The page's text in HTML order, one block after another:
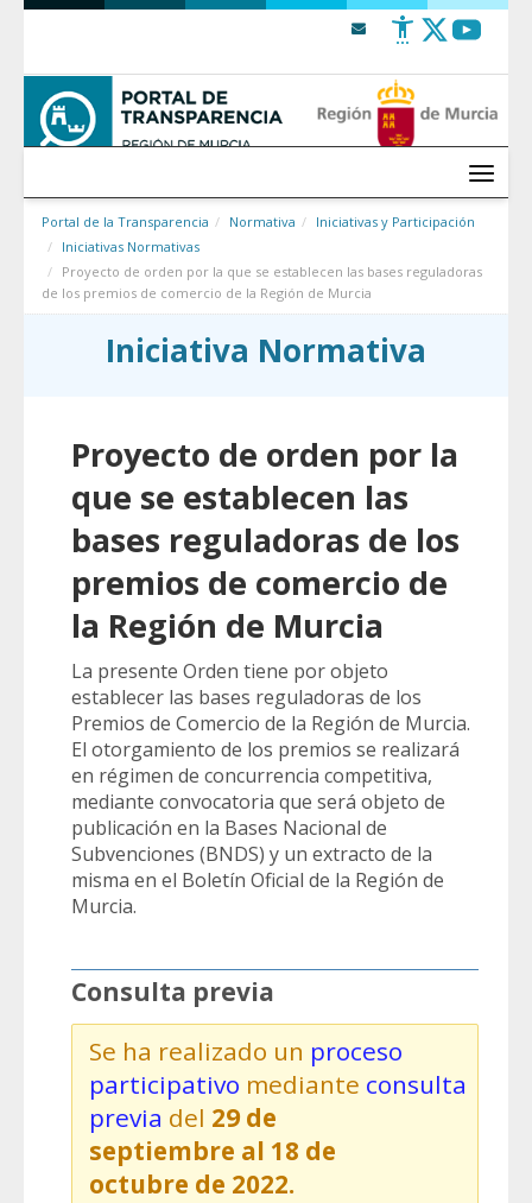
Saltar al contenido
Menú
Portal de la Transparencia Normativa
Iniciativas y Participación
Iniciativas Normativas
Proyecto de orden por la que se establecen las bases reguladoras
de los premios de comercio de la Región de Murcia
Iniciativa Normativa
Proyecto de orden por la
que se establecen las
bases reguladoras de los
premios de comercio de
la Región de Murcia
La presente Orden tiene por objeto
establecer las bases reguladoras de los
Premios de Comercio de la Región de Murcia.
El otorgamiento de los premios se realizará
en régimen de concurrencia competitiva,
mediante convocatoria que será objeto de
publicación en la Bases Nacional de
Subvenciones (BNDS) y un extracto de la
misma en el Boletín Oficial de la Región de
Murcia.
Consulta previa
Se ha realizado un proceso
participativo mediante consulta
previa del 29 de
septiembre al 18 de
octubre de 2022.